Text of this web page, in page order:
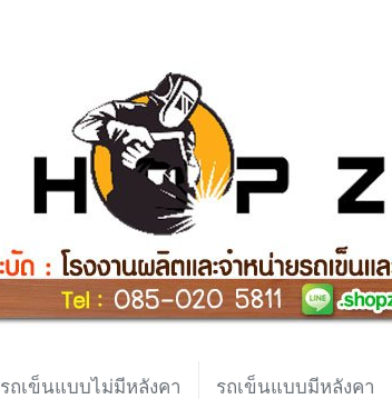
รถเข็นแบบไม่มีหลังคา รถเข็นแบบมีหลังคา